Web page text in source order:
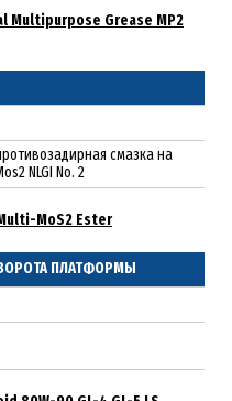
Multipurpose Grease MP2
смазка на
NLGI No. 2
Multi-MoS2 Ester
ПЛАТФОРМЫ